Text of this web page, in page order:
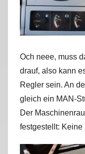
Och neee, muss
drauf, also kann
Regler sein. An
gleich ein MAN-
Der
festgestellt: Keine